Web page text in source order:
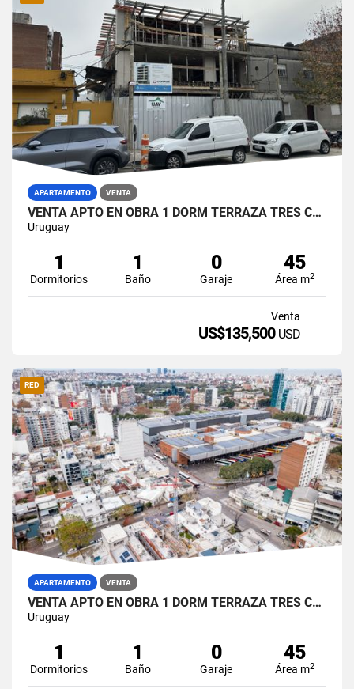
APARTAMENTO VENTA
VENTA APTO EN OBRA 1 DORM TERRAZA TRES CRUCES
Uruguay
1
Dormitorios
1
Baño
0
Garaje
45
Área m2
Venta
US$135,500 USD
RED
APARTAMENTO VENTA
VENTA APTO EN OBRA 1 DORM TERRAZA TRES CRUCES
Uruguay
1
Dormitorios
1
Baño
0
Garaje
45
Área m2